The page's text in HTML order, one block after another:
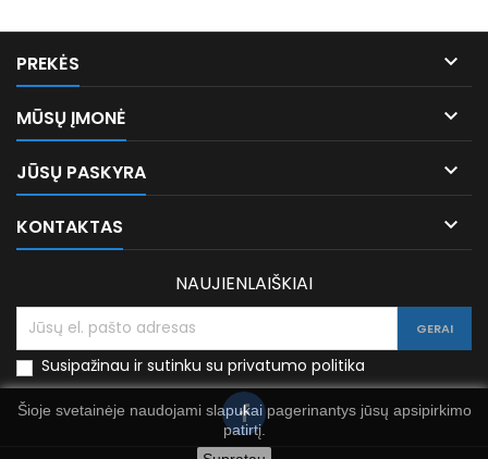
PREKĖS 
MŪSŲ ĮMONĖ 
JŪSŲ PASKYRA 
KONTAKTAS 
Šioje svetainėje naudojami slapukai pagerinantys jūsų apsipirkimo
patirtį.
NAUJIENLAIŠKIAI
Susipažinau ir sutinku su privatumo politika